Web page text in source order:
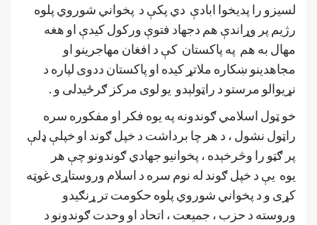
لسيزو را پديخوا ابادې دي پکې د پخواني شوروي پلوه
رژيم پر وړاندې هم دجهاد فتوې ورکول کيدې او هغه
مهال به هم په پاکستان کې د افغان مهاجرينو او
مجاهدينو ښکاره ملاتړ کيده او پاکستان ددوی لپاره د
نړيوالو مرستو د راټولېدو يو لوی مرکز ګرځيدلی و .
خو ټول اسلامي ګوندونه په يوه فکر او مفکوره سره
راټول نشول ، د هر چا برداشت د خپل ګوند او خپلې ډلې
پر ګټو را وڅرخېده ، پخوانيو جهادي ګوندونو چې هر
يوه یې د خپل ګوند له نوم سره د اسلام وروستاړی غوټه
کړی و د پخواني شوروي پلوه حکومت تر ړنګيدو
وروسته د حزب ، جميعت ، اتحاد او وحدت ګوندونو د